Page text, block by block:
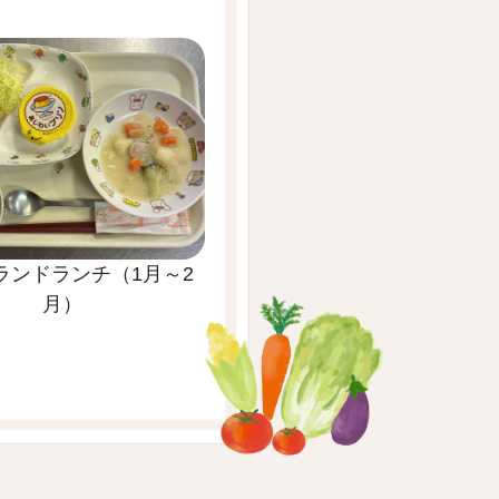
ンドランチ（1月～2
月）